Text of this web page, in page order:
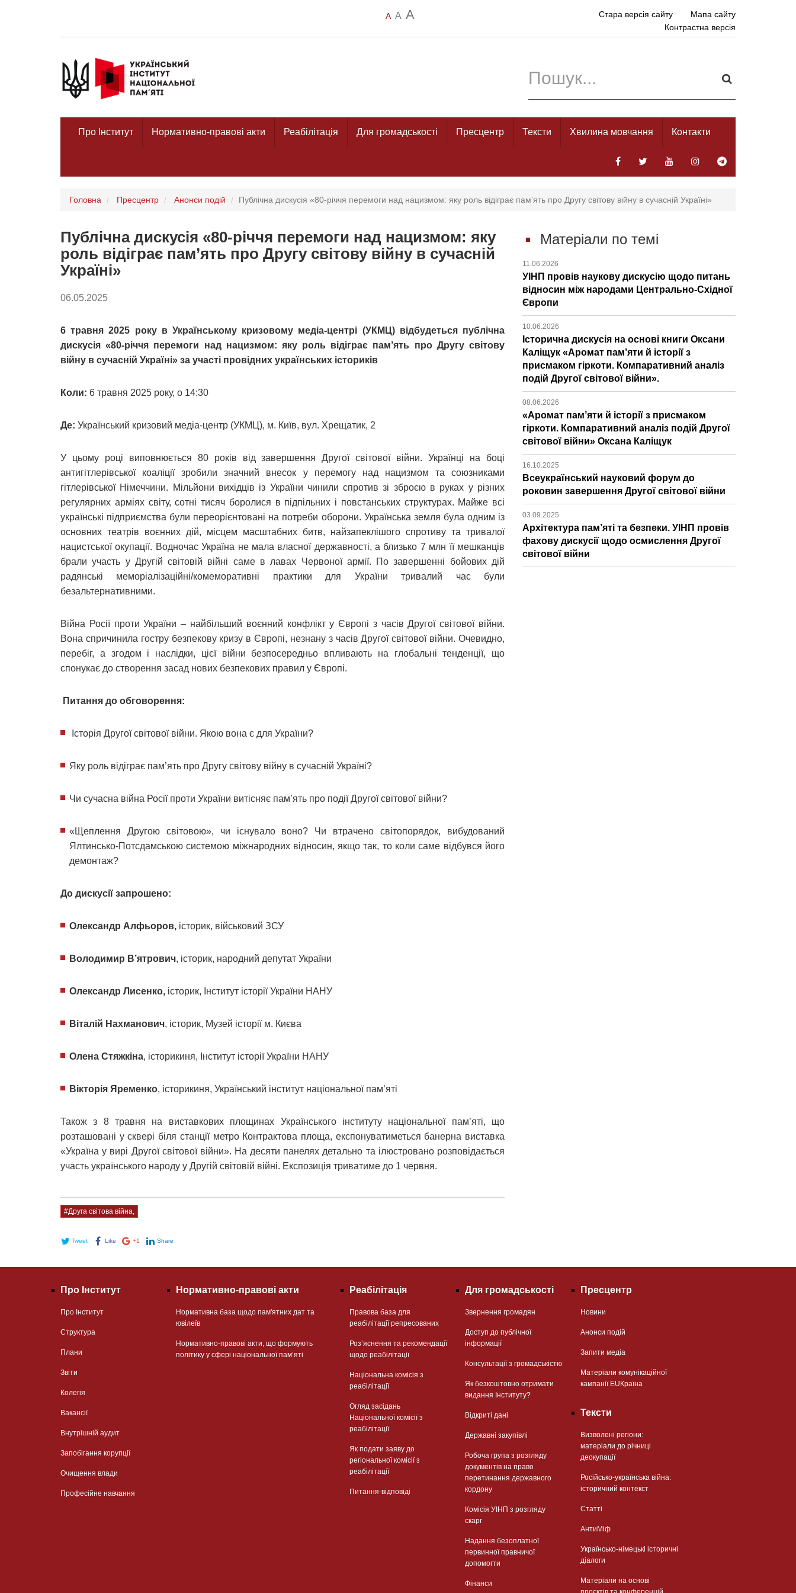
A A A Стара версія сайту
Мапа сайту
Контрастна версія
Про Інститут Нормативно-правові акти Реабілітація Для громадськості Пресцентр Тексти Хвилина мовчання Контакти
Головна Пресцентр Анонси подій Публічна дискусія «80-річчя перемоги над нацизмом: яку роль відіграє пам’ять про Другу світову війну в сучасній Україні»
Публічна дискусія «80-річчя перемоги над нацизмом: яку
роль відіграє пам’ять про Другу світову війну в сучасній
Україні»
06.05.2025
6 травня 2025 року в Українському кризовому медіа-центрі (УКМЦ) відбудеться публічна
дискусія «80-річчя перемоги над нацизмом: яку роль відіграє пам’ять про Другу світову
війну в сучасній Україні» за участі провідних українських істориків
Коли: 6 травня 2025 року, о 14:30
Де: Український кризовий медіа-центр (УКМЦ), м. Київ, вул. Хрещатик, 2
У цьому році виповнюється 80 років від завершення Другої світової війни. Українці на боці
антигітлерівської коаліції зробили значний внесок у перемогу над нацизмом та союзниками
гітлерівської Німеччини. Мільйони вихідців із України чинили спротив зі зброєю в руках у різних
регулярних арміях світу, сотні тисяч боролися в підпільних і повстанських структурах. Майже всі
українські підприємства були переорієнтовані на потреби оборони. Українська земля була одним із
основних театрів воєнних дій, місцем масштабних битв, найзапеклішого спротиву та тривалої
нацистської окупації. Водночас Україна не мала власної державності, а близько 7 млн її мешканців
брали участь у Другій світовій війні саме в лавах Червоної армії. По завершенні бойових дій
радянські меморіалізаційні/комеморативні практики для України тривалий час були
безальтернативними.
Війна Росії проти України – найбільший воєнний конфлікт у Європі з часів Другої світової війни.
Вона спричинила гостру безпекову кризу в Європі, незнану з часів Другої світової війни. Очевидно,
перебіг, а згодом і наслідки, цієї війни безпосередньо впливають на глобальні тенденції, що
спонукає до створення засад нових безпекових правил у Європі.
Питання до обговорення:
Історія Другої світової війни. Якою вона є для України?
Яку роль відіграє пам’ять про Другу світову війну в сучасній Україні?
Чи сучасна війна Росії проти України витісняє пам’ять про події Другої світової війни?
«Щеплення Другою світовою», чи існувало воно? Чи втрачено світопорядок, вибудований
Ялтинсько-Потсдамською системою міжнародних відносин, якщо так, то коли саме відбувся його
демонтаж?
До дискусії запрошено:
Олександр Алфьоров, історик, військовий ЗСУ
Володимир В’ятрович, історик, народний депутат України
Олександр Лисенко, історик, Інститут історії України НАНУ
Віталій Нахманович, історик, Музей історії м. Києва
Олена Стяжкіна, історикиня, Інститут історії України НАНУ
Вікторія Яременко, історикиня, Український інститут національної пам’яті
Також з 8 травня на виставкових площинах Українського інституту національної пам’яті, що
розташовані у сквері біля станції метро Контрактова площа, експонуватиметься банерна виставка
«Україна у вирі Другої світової війни». На десяти панелях детально та ілюстровано розповідається
участь українського народу у Другій світовій війні. Експозиція триватиме до 1 червня.
#Друга світова війна,
Tweet Like +1 Share
Матеріали по темі
11.06.2026
УІНП провів наукову дискусію щодо питань
відносин між народами Центрально-Східної
Європи
10.06.2026
Історична дискусія на основі книги Оксани
Каліщук «Аромат пам’яти й історії з
присмаком гіркоти. Компаративний аналіз
подій Другої світової війни».
08.06.2026
«Аромат пам’яти й історії з присмаком
гіркоти. Компаративний аналіз подій Другої
світової війни» Оксана Каліщук
16.10.2025
Всеукраїнський науковий форум до
роковин завершення Другої світової війни
03.09.2025
Архітектура пам’яті та безпеки. УІНП провів
фахову дискусії щодо осмислення Другої
світової війни
Про Інститут
Про Інститут
Структура
Плани
Звіти
Колегія
Вакансії
Внутрішній аудит
Запобігання корупції
Очищення влади
Професійне навчання
Нормативно-правові акти
Нормативна база щодо пам'ятних дат та
ювілеїв
Нормативно-правові акти, що формують
політику у сфері національної памʼяті
Реабілітація
Правова база для
реабілітації репресованих
Розʼяснення та рекомендації
щодо реабілітації
Національна комісія з
реабілітації
Огляд засідань
Національної комісії з
реабілітації
Як подати заяву до
регіональної комісії з
реабілітації
Питання-відповіді
Для громадськості
Звернення громадян
Доступ до публічної
інформації
Консультації з громадськістю
Як безкоштовно отримати
видання Інституту?
Відкриті дані
Державні закупівлі
Робоча група з розгляду
документів на право
перетинання державного
кордону
Комісія УІНП з розгляду
скарг
Надання безоплатної
первинної правничої
допомогти
Фінанси
Пресцентр
Новини
Анонси подій
Запити медіа
Матеріали комунікаційної
кампанії EUКраїна
Тексти
Визволені регіони:
матеріали до річниці
деокупації
Російсько-українська війна:
історичний контекст
Статті
АнтиМіф
Українсько-німецькі історичні
діалоги
Матеріали на основі